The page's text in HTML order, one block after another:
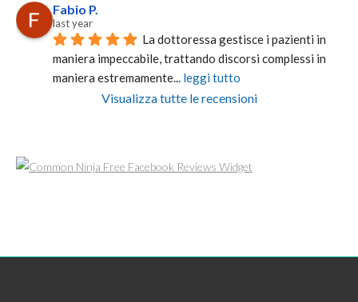
Fabio P.
last year
La dottoressa gestisce i pazienti in
maniera impeccabile, trattando discorsi complessi in
maniera estremamente... leggi tutto
Visualizza tutte le recensioni
Free Facebook Reviews Widget